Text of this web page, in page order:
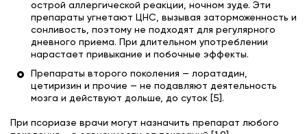
острой аллергической реакции, ночном зуде. Эти
препараты угнетают ЦНС, вызывая заторможенность и
сонливость, поэтому не подходят для регулярного
дневного приема. При длительном употреблении
нарастает привыкание и побочные эффекты.
Препараты второго поколения — лоратадин,
цетиризин и прочие — не подавляют деятельность
мозга и действуют дольше, до суток [5].
При псориазе врачи могут назначить препарат любого